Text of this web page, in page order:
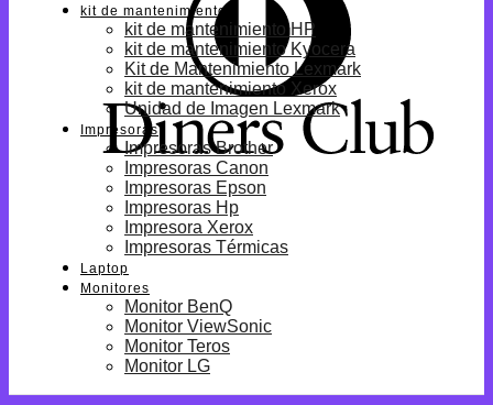
kit de mantenimiento
kit de mantenimiento HP
kit de mantenimiento Kyocera
Kit de Mantenimiento Lexmark
kit de mantenimiento Xerox
Unidad de Imagen Lexmark
Impresoras
Impresoras Brother
Impresoras Canon
Impresoras Epson
Impresoras Hp
Impresora Xerox
Impresoras Térmicas
Laptop
Monitores
Monitor BenQ
Monitor ViewSonic
Monitor Teros
Monitor LG